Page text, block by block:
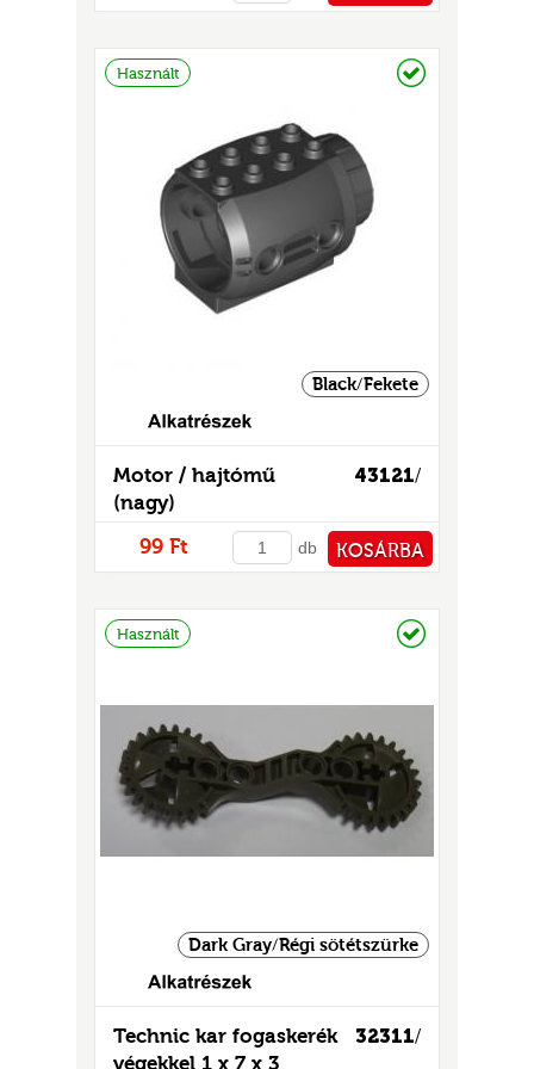
Használt
Black/Fekete
43121/
Motor / hajtómű
(nagy)
99 Ft db KOSÁRBA
Használt
Dark Gray/Régi sötétszürke
32311/
Technic kar fogaskerék
végekkel 1 x 7 x 3